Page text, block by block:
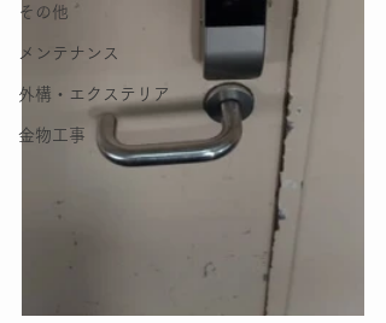
その他
メンテナンス
外構・エクステリア
金物工事